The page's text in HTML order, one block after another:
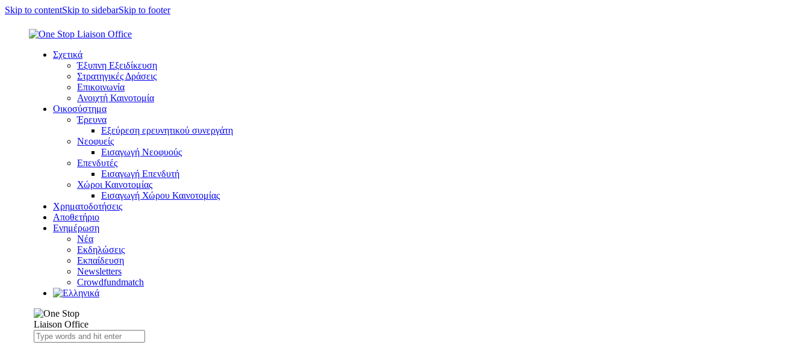
Skip to contentSkip to sidebarSkip to footer
Σχετικά
Έξυπνη Εξειδίκευση
Στρατηγικές Δράσεις
Επικοινωνία
Ανοιχτή Καινοτομία
Οικοσύστημα
Έρευνα
Εξεύρεση ερευνητικού συνεργάτη
Νεοφυείς
Εισαγωγή Νεοφυούς
Επενδυτές
Εισαγωγή Επενδυτή
Χώροι Καινοτομίας
Εισαγωγή Χώρου Καινοτομίας
Χρηματοδοτήσεις
Αποθετήριο
Ενημέρωση
Νέα
Εκδηλώσεις
Εκπαίδευση
Newsletters
Crowdfundmatch